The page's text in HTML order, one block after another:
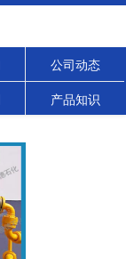
公司动态
产品知识